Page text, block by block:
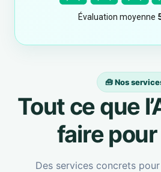
🧰 Nos
Tout ce que
faire
Des services concrets